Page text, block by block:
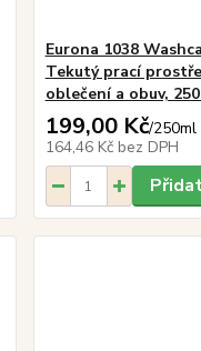
Eurona 1038
Tekutý prací
oblečení a obuv,
199,00 Kč/250ml
164,46 Kč bez DPH